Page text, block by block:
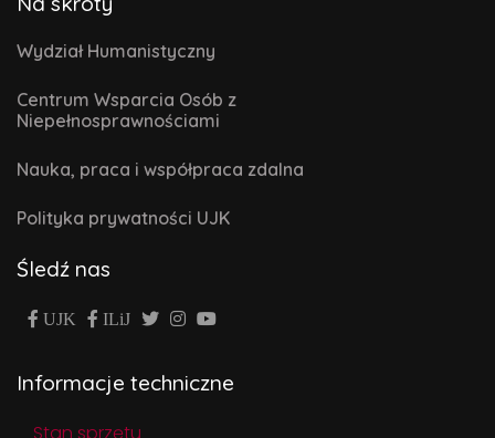
Wydział Humanistyczny
Centrum Wsparcia Osób z
Niepełnosprawnościami
Nauka, praca i współpraca zdalna
Polityka prywatności UJK
Śledź nas
UJK ILiJ
Informacje techniczne
Stan sprzętu